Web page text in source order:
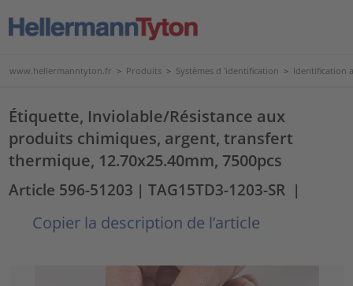
www.hellermanntyton.fr > Produits > Systèmes d 'identification > Identification
Étiquette, Inviolable/Résistance aux
produits chimiques, argent, transfert
thermique, 12.70x25.40mm, 7500pcs
Article 596-51203 | TAG15TD3-1203-SR |
Copier la description de l’article